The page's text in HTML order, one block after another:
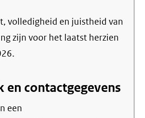
volledigheid en juistheid van
zijn voor het laatst herzien
en contactgegevens
een